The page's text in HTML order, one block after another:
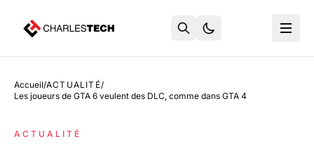
Accueil/ACTUALITÉ/
Les joueurs de GTA 6 veulent des DLC, comme dans GTA 4
ACTUALITÉ